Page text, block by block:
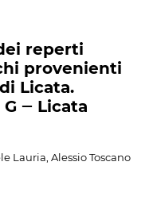
reperti
provenienti
Licata.
‒ Licata
Lauria, Alessio Toscano